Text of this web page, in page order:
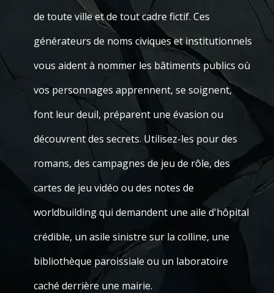
de toute ville et de tout cadre fictif. Ces
générateurs de noms civiques et institutionnels
vous aident à nommer les bâtiments publics où
vos personnages apprennent, se soignent,
font leur deuil, préparent une évasion ou
découvrent des secrets. Utilisez-les pour des
romans, des campagnes de jeu de rôle, des
cartes de jeu vidéo ou des notes de
worldbuilding qui demandent une aile d'hôpital
crédible, un asile sinistre sur la colline, une
bibliothèque paroissiale ou un laboratoire
caché derrière une mairie.